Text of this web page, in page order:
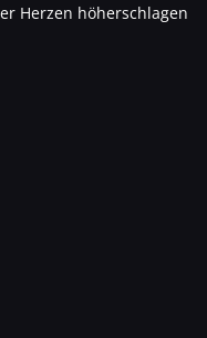
Herzen höherschlagen